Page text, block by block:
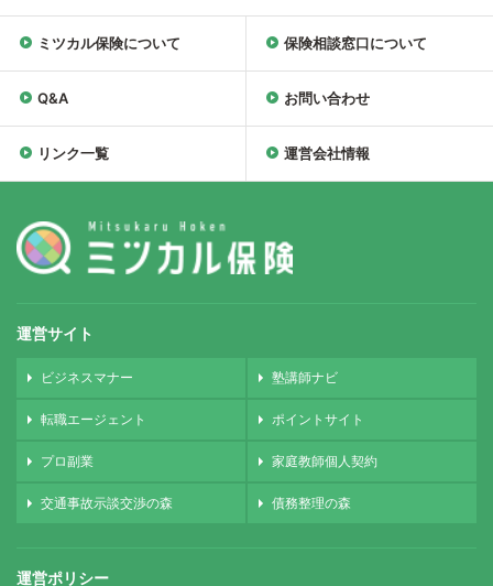
ミツカル保険について 保険相談窓口について
Q&A お問い合わせ
リンク一覧 運営会社情報
運営サイト
ビジネスマナー 塾講師ナビ
転職エージェント ポイントサイト
プロ副業 家庭教師個人契約
交通事故示談交渉の森 債務整理の森
運営ポリシー